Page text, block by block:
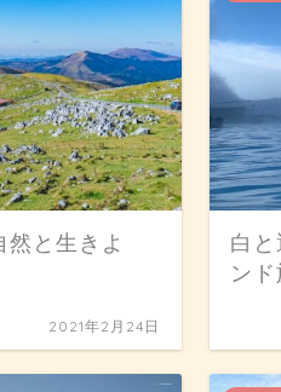
然と生きよ
2021年2月24日
白
ン